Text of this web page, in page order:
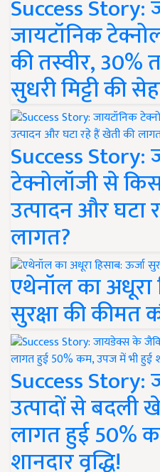
Success Story:
जायटॉनिक
की तस्वीर,
सुधरी मिट्टी की
Success Story:
टेक्नोलॉजी से
उत्पादन और घटा
लागत?
एथेनॉल का अधूरा
सुरक्षा की कीमत
Success
उत्पादों से बदली
लागत हुई 50%
शानदार वृद्धि!